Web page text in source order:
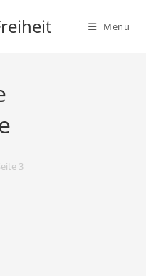
Menü
3